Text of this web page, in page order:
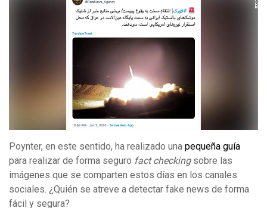
Poynter, en este sentido, ha realizado una pequeña guía
para realizar de forma seguro fact checkingsobre las
imágenes que se comparten estos días en los canales
sociales. ¿Quién se atreve a detectar fake news de forma
fácil y segura?